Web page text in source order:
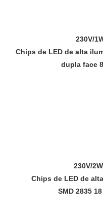
230V/
Chips de LED de alta
dupla face
230V/2W
Chips de LED de
SMD 2835